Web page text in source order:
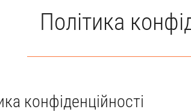
Політика
конфіденційності